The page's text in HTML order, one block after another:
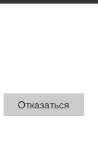
Отказаться